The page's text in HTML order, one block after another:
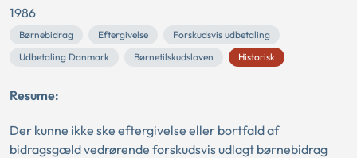
1986
Børnebidrag Eftergivelse
Forskudsvis udbetaling
Udbetaling Danmark
Børnetilskudsloven Historisk
Resume:
Der kunne ikke ske eftergivelse eller bortfald af
bidragsgæld vedrørende forskudsvis udlagt børnebidrag